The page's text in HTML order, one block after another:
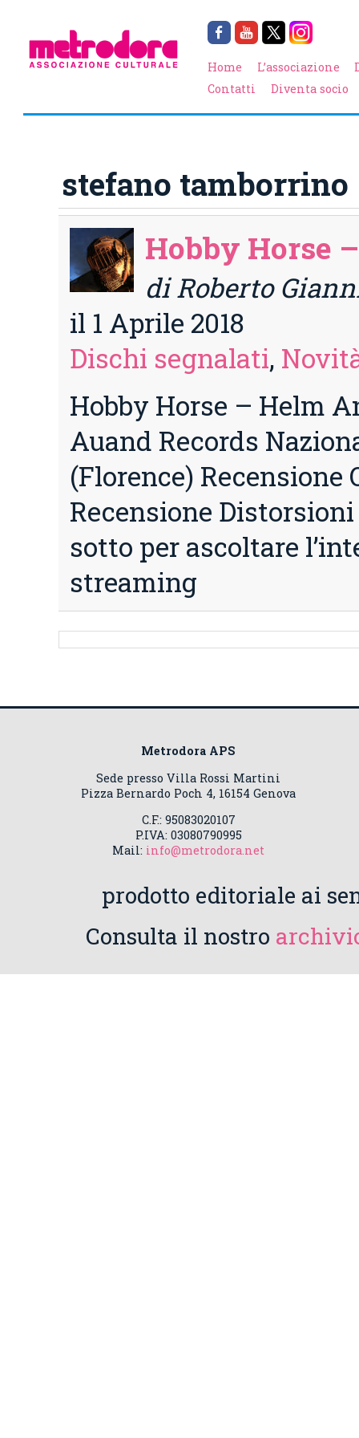
Home L’associazione
Contatti
Diventa socio
stefano tamborrino
Hobby Horse
di Roberto
il 1 Aprile 2018
Dischi segnalati,
Hobby Horse – Helm
Auand Records
(Florence) Recensione
Recensione
sotto per ascoltare
streaming
Metrodora APS
Sede presso Villa Rossi Martini
Pizza Bernardo Poch 4, 16154 Genova
C.F.: 95083020107
P.IVA: 03080790995
Mail: info@metrodora.net
prodotto editoriale ai
Consulta il nostro